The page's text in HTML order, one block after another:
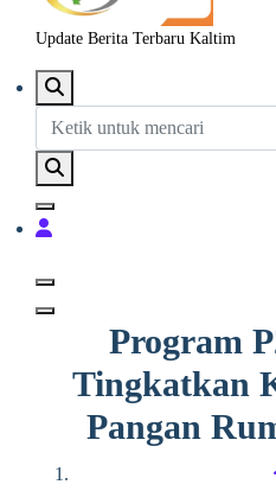
Update Berita Terbaru Kaltim
Program
Tingkatkan
Pangan